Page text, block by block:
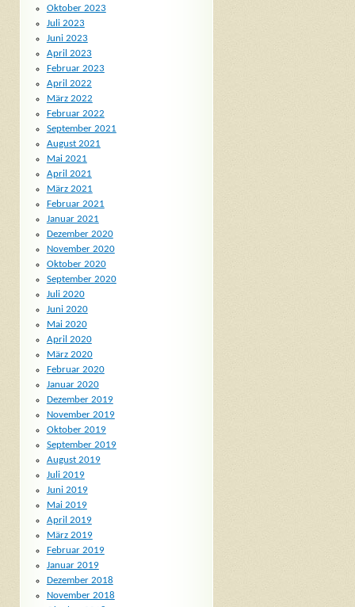
Oktober 2023
Juli 2023
Juni 2023
April 2023
Februar 2023
April 2022
März 2022
Februar 2022
September 2021
August 2021
Mai 2021
April 2021
März 2021
Februar 2021
Januar 2021
Dezember 2020
November 2020
Oktober 2020
September 2020
Juli 2020
Juni 2020
Mai 2020
April 2020
März 2020
Februar 2020
Januar 2020
Dezember 2019
November 2019
Oktober 2019
September 2019
August 2019
Juli 2019
Juni 2019
Mai 2019
April 2019
März 2019
Februar 2019
Januar 2019
Dezember 2018
November 2018